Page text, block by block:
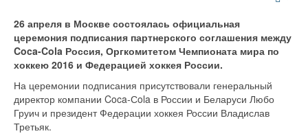
26 апреля в Москве состоялась официальная
церемония подписания партнерского соглашения между
Coca-Cola Россия, Оргкомитетом Чемпионата мира по
хоккею 2016 и Федерацией хоккея России.
На церемонии подписания присутствовали генеральный
директор компании Coca-Сola в России и Беларуси Любо
Груич и президент Федерации хоккея России Владислав
Третьяк.